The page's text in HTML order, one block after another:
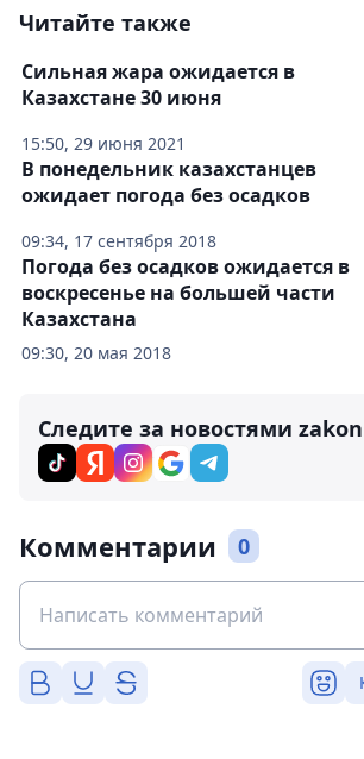
Читайте также
15:50, 29 июня 2021
Сильная жара ожидается в
Казахстане 30 июня
09:34, 17 сентября 2018
В понедельник казахстанцев
ожидает погода без осадков
09:30, 20 мая 2018
Погода без осадков ожидается в
воскресенье на большей части
Казахстана
Следите за новостями
Комментарии 0